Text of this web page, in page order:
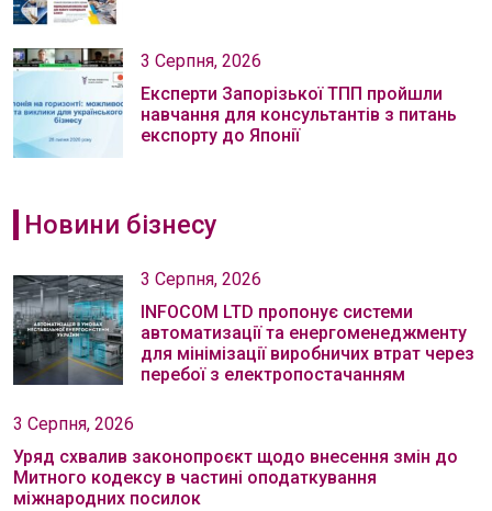
3 Серпня, 2026
Експерти Запорізької ТПП пройшли
навчання для консультантів з питань
експорту до Японії
Новини бізнесу
3 Серпня, 2026
INFOCOM LTD пропонує системи
автоматизації та енергоменеджменту
для мінімізації виробничих втрат через
перебої з електропостачанням
3 Серпня, 2026
Уряд схвалив законопроєкт щодо внесення змін до
Митного кодексу в частині оподаткування
міжнародних посилок